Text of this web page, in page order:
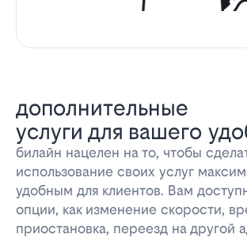
дополнительные
услуги для вашего
билайн нацелен на то, чтобы
использование своих услуг
удобным для клиентов. Вам
опции, как изменение скорости,
приостановка, переезд на другой